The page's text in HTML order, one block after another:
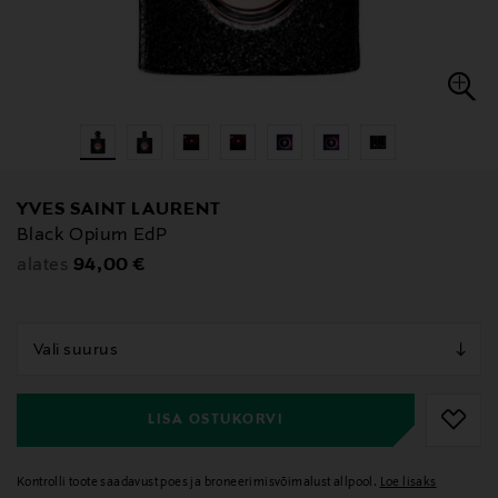
YVES SAINT LAURENT
Black Opium EdP
alates Original Price
94,00 €
LISA OSTUKORVI
Kontrolli toote saadavust poes ja broneerimisvõimalust allpool. Loe lisaks